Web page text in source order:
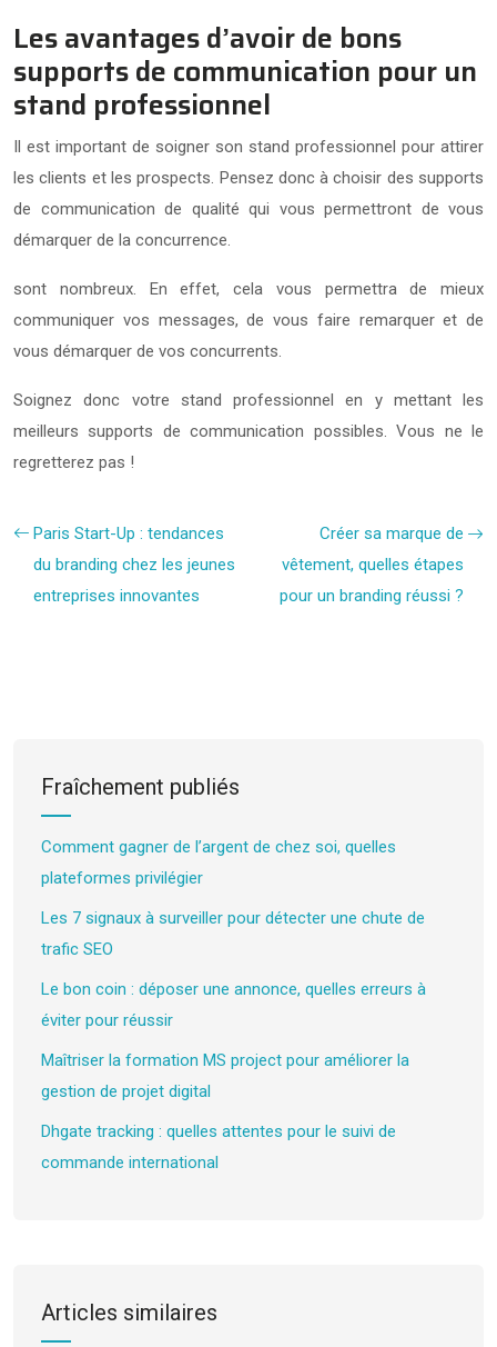
Les avantages d’avoir de bons
supports de communication pour un
stand professionnel
Il est important de soigner son stand professionnel pour attirer
les clients et les prospects. Pensez donc à choisir des supports
de communication de qualité qui vous permettront de vous
démarquer de la concurrence.
sont nombreux. En effet, cela vous permettra de mieux
communiquer vos messages, de vous faire remarquer et de
vous démarquer de vos concurrents.
Soignez donc votre stand professionnel en y mettant les
meilleurs supports de communication possibles. Vous ne le
regretterez pas !
Paris Start-Up : tendances
du branding chez les jeunes
entreprises innovantes
Créer sa marque de
vêtement, quelles étapes
pour un branding réussi ?
Fraîchement publiés
Comment gagner de l’argent de chez soi, quelles
plateformes privilégier
Les 7 signaux à surveiller pour détecter une chute de
trafic SEO
Le bon coin : déposer une annonce, quelles erreurs à
éviter pour réussir
Maîtriser la formation MS project pour améliorer la
gestion de projet digital
Dhgate tracking : quelles attentes pour le suivi de
commande international
Articles similaires